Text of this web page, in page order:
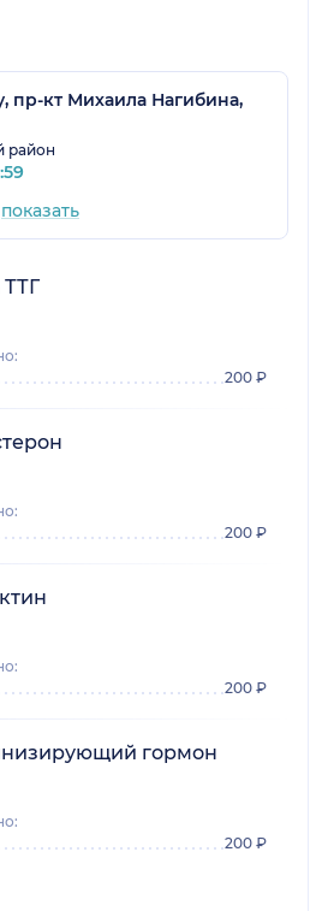
пр-кт Михаила Нагибина,
район
показать
200 ₽
200 ₽
200 ₽
гормон
200 ₽